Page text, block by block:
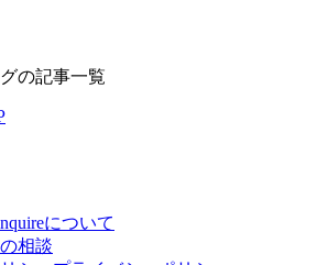
の記事一覧
について
相談